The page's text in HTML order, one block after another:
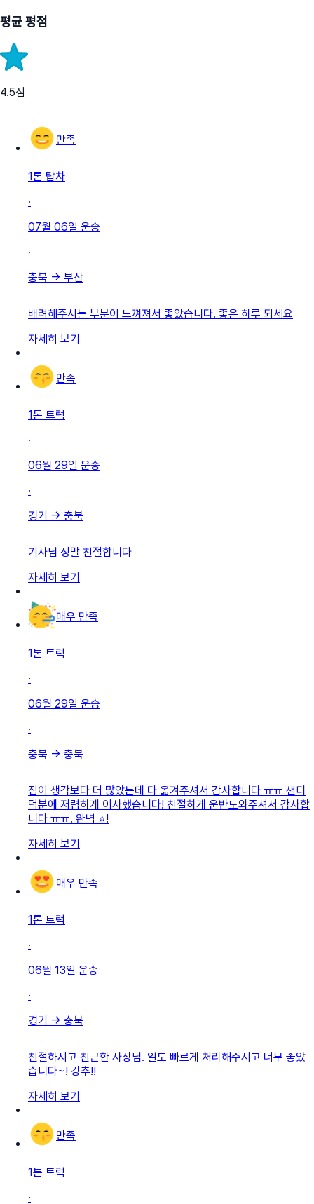
평균 평점
4.5점
만족
1톤 탑차
·
07월 06일 운송
·
충북 → 부산
배려해주시는 부분이 느껴져서 좋았습니다. 좋은 하루 되세요
자세히 보기
만족
1톤 트럭
·
06월 29일 운송
·
경기 → 충북
기사님 정말 친절합니다
자세히 보기
매우 만족
1톤 트럭
·
06월 29일 운송
·
충북 → 충북
짐이 생각보다 더 많았는데 다 옮겨주셔서 감사합니다 ㅠㅠ 샌디
덕분에 저렴하게 이사했습니다! 친절하게 운반도와주셔서 감사합
니다 ㅠㅠ. 완벽 ⭐!
자세히 보기
매우 만족
1톤 트럭
·
06월 13일 운송
·
경기 → 충북
친절하시고 친근한 사장님. 일도 빠르게 처리해주시고 너무 좋았
습니다~! 강추!!
자세히 보기
만족
1톤 트럭
·